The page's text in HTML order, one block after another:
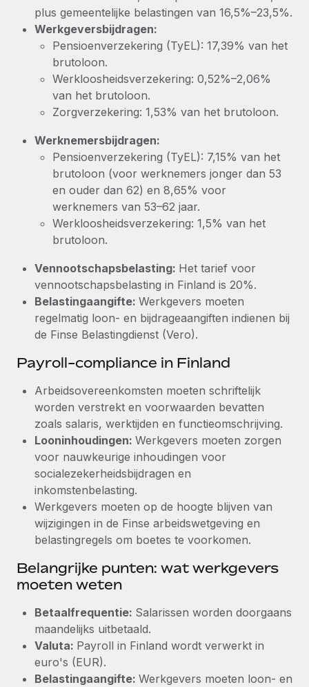
plus gemeentelijke belastingen van 16,5%–23,5%.
Werkgeversbijdragen:
Pensioenverzekering (TyEL): 17,39% van het
brutoloon.
Werkloosheidsverzekering: 0,52%–2,06%
van het brutoloon.
Zorgverzekering: 1,53% van het brutoloon.
Werknemersbijdragen:
Pensioenverzekering (TyEL): 7,15% van het
brutoloon (voor werknemers jonger dan 53
en ouder dan 62) en 8,65% voor
werknemers van 53–62 jaar.
Werkloosheidsverzekering: 1,5% van het
brutoloon.
Vennootschapsbelasting: Het tarief voor
vennootschapsbelasting in Finland is 20%.
Belastingaangifte: Werkgevers moeten
regelmatig loon- en bijdrageaangiften indienen bij
de Finse Belastingdienst (Vero).
Payroll-compliance in Finland
Arbeidsovereenkomsten moeten schriftelijk
worden verstrekt en voorwaarden bevatten
zoals salaris, werktijden en functieomschrijving.
Looninhoudingen: Werkgevers moeten zorgen
voor nauwkeurige inhoudingen voor
socialezekerheidsbijdragen en
inkomstenbelasting.
Werkgevers moeten op de hoogte blijven van
wijzigingen in de Finse arbeidswetgeving en
belastingregels om boetes te voorkomen.
Belangrijke punten: wat werkgevers
moeten weten
Betaalfrequentie: Salarissen worden doorgaans
maandelijks uitbetaald.
Valuta: Payroll in Finland wordt verwerkt in
euro's (EUR).
Belastingaangifte: Werkgevers moeten loon- en